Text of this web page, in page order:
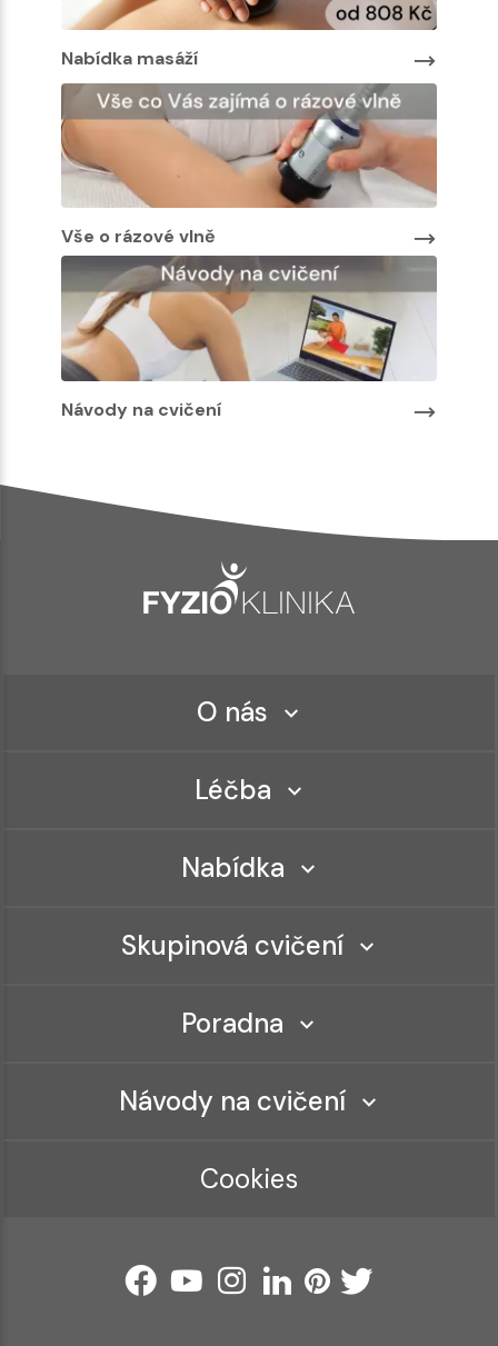
Nabídka masáží
Vše o rázové vlně
Návody na cvičení
O nás
Léčba
Nabídka
Skupinová cvičení
Poradna
Návody na cvičení
Cookies